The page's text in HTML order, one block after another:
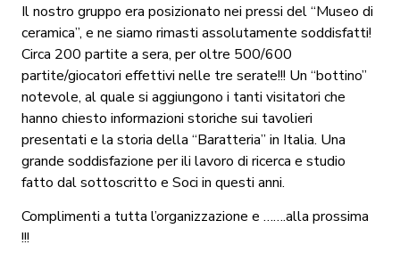
Il nostro gruppo era posizionato nei pressi del “Museo di
ceramica”, e ne siamo rimasti assolutamente soddisfatti!
Circa 200 partite a sera, per oltre 500/600
partite/giocatori effettivi nelle tre serate!!! Un “bottino”
notevole, al quale si aggiungono i tanti visitatori che
hanno chiesto informazioni storiche sui tavolieri
presentati e la storia della “Baratteria” in Italia. Una
grande soddisfazione per ili lavoro di ricerca e studio
fatto dal sottoscritto e Soci in questi anni.
Complimenti a tutta l’organizzazione e …….alla prossima
!!!